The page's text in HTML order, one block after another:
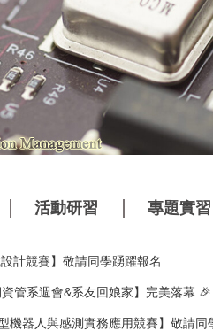
活動研習 專題實習
計競賽】敬請同學踴躍報名
資管系週會&系友回娘家】完美落幕 🎉
機器人與感測實務應用競賽】敬請同